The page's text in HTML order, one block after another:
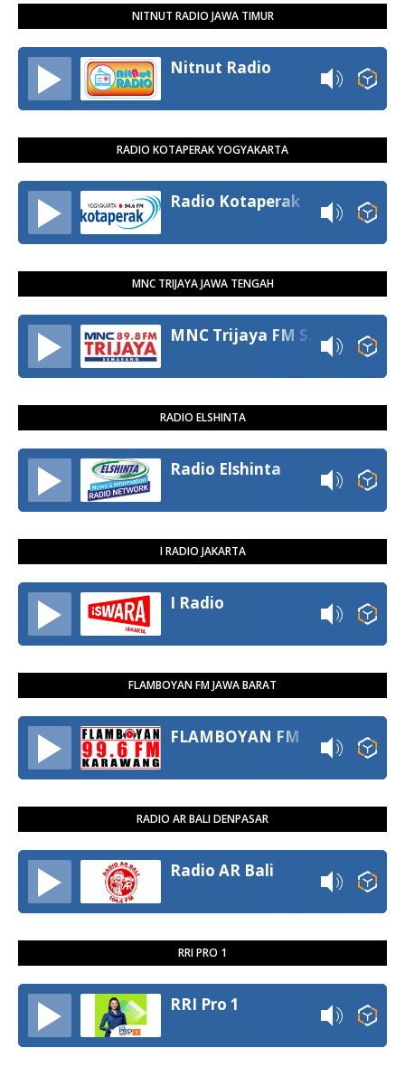
NITNUT RADIO JAWA TIMUR
Nitnut Radio
RADIO KOTAPERAK YOGYAKARTA
Radio Kotaperak
MNC TRIJAYA JAWA TENGAH
RADIO ELSHINTA
Radio Elshinta
I RADIO JAKARTA
I Radio
FLAMBOYAN FM JAWA BARAT
FLAMBOYAN FM
RADIO AR BALI DENPASAR
Radio AR Bali
RRI PRO 1
RRI Pro 1